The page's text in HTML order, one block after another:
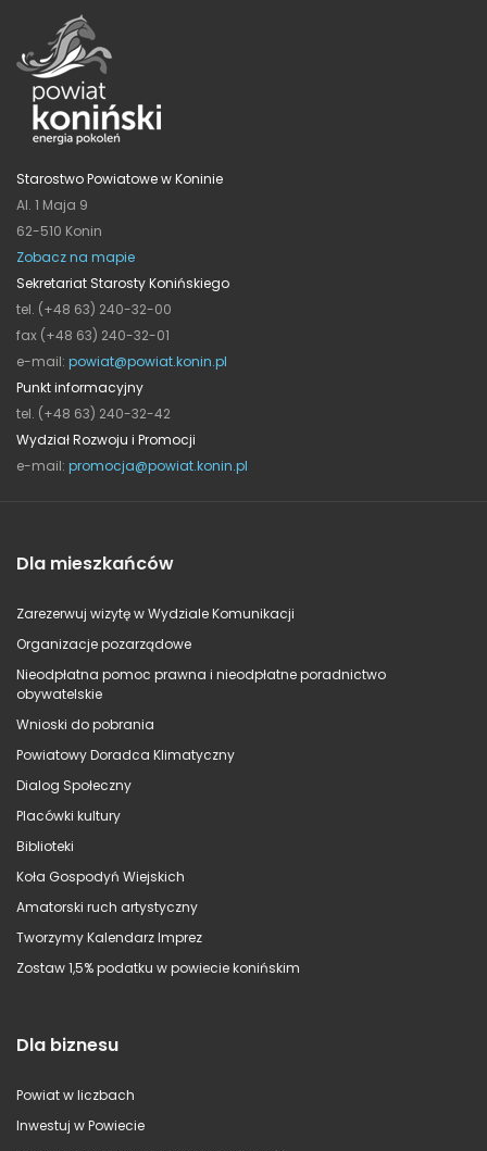
Starostwo Powiatowe w Koninie
Al. 1 Maja 9
62-510 Konin
Zobacz na mapie
Sekretariat Starosty Konińskiego
tel. (+48 63) 240-32-00
fax (+48 63) 240-32-01
e-mail: powiat@powiat.konin.pl
Punkt informacyjny
tel. (+48 63) 240-32-42
Wydział Rozwoju i Promocji
e-mail: promocja@powiat.konin.pl
Dla mieszkańców
Zarezerwuj wizytę w Wydziale Komunikacji
Organizacje pozarządowe
Nieodpłatna pomoc prawna i nieodpłatne poradnictwo
obywatelskie
Wnioski do pobrania
Powiatowy Doradca Klimatyczny
Dialog Społeczny
Placówki kultury
Biblioteki
Koła Gospodyń Wiejskich
Amatorski ruch artystyczny
Tworzymy Kalendarz Imprez
Zostaw 1,5% podatku w powiecie konińskim
Dla biznesu
Powiat w liczbach
Inwestuj w Powiecie